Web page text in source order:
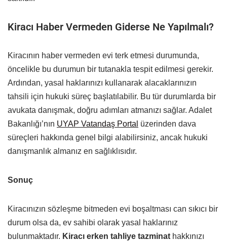
Kiracı Haber Vermeden Giderse Ne Yapılmalı?
Kiracının haber vermeden evi terk etmesi durumunda,
öncelikle bu durumun bir tutanakla tespit edilmesi gerekir.
Ardından, yasal haklarınızı kullanarak alacaklarınızın
tahsili için hukuki süreç başlatılabilir. Bu tür durumlarda bir
avukata danışmak, doğru adımları atmanızı sağlar. Adalet
Bakanlığı’nın UYAP Vatandaş Portal üzerinden dava
süreçleri hakkında genel bilgi alabilirsiniz, ancak hukuki
danışmanlık almanız en sağlıklısıdır.
Sonuç
Kiracınızın sözleşme bitmeden evi boşaltması can sıkıcı bir
durum olsa da, ev sahibi olarak yasal haklarınız
bulunmaktadır. Kiracı erken tahliye tazminat hakkınızı